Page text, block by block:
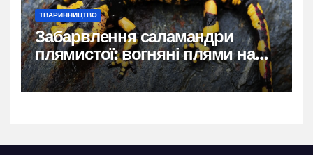
ТВАРИННИЦТВО
Забарвлення саламандри
плямистої: вогняні плями на
чорному тлі